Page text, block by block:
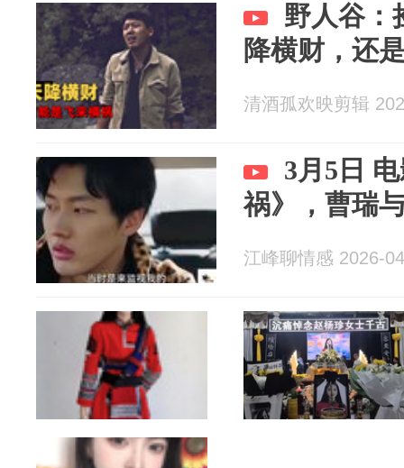
野人谷：
降横财，还
清酒孤欢映剪辑
3月5日
祸》，曹瑞
江峰聊情感 2026-